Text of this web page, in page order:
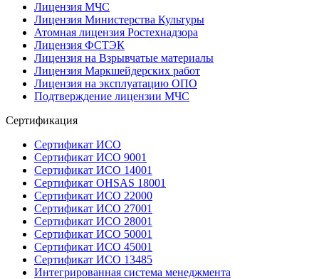
Лицензия МЧС
Лицензия Министерства Культуры
Атомная лицензия Ростехнадзора
Лицензия ФСТЭК
Лицензия на Взрывчатые материалы
Лицензия Маркшейдерских работ
Лицензия на эксплуатацию ОПО
Подтверждение лицензии МЧС
Сертификация
Сертификат ИСО
Сертификат ИСО 9001
Сертификат ИСО 14001
Сертификат OHSAS 18001
Сертификат ИСО 22000
Сертификат ИСО 27001
Сертификат ИСО 28001
Сертификат ИСО 50001
Сертификат ИСО 45001
Сертификат ИСО 13485
Интегрированная система менеджмента